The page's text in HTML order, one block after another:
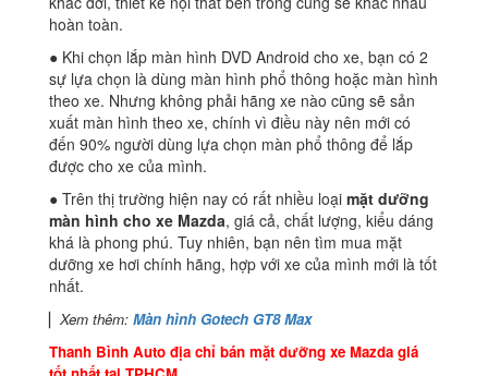
hoàn toàn.
● Khi chọn lắp màn hình DVD Android cho xe, bạn có 2
sự lựa chọn là dùng màn hình phổ thông hoặc màn hình
theo xe. Nhưng không phải hãng xe nào cũng sẽ sản
xuất màn hình theo xe, chính vì điều này nên mới có
đến 90% người dùng lựa chọn màn phổ thông để lắp
được cho xe của mình.
● Trên thị trường hiện nay có rất nhiều loại mặt dưỡng
màn hình cho xe Mazda, giá cả, chất lượng, kiểu dáng
khá là phong phú. Tuy nhiên, bạn nên tìm mua mặt
dưỡng xe hơi chính hãng, hợp với xe của mình mới là tốt
nhất.
▏ Xem thêm: Màn hình Gotech GT8 Max
Thanh Bình Auto địa chỉ bán mặt dưỡng xe Mazda giá